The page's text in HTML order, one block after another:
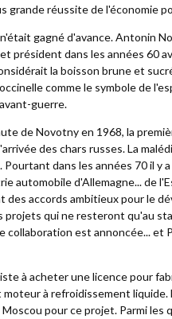
grande réussite de l'économie
gagné d'avance. Antonin
président dans les années 60
la boisson brune et
comme le symbole de
guerre.
de Novotny en 1968, la
des chars russes. La
Pourtant dans les années 70 il
automobile d'Allemagne... de
des accords ambitieux pour le
projets qui ne resteront qu'au
collaboration est annoncée... et
à acheter une licence pour
à refroidissement
pour ce projet. Parmi